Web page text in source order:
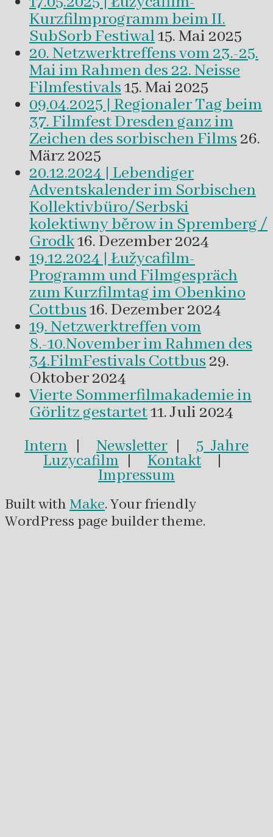
Kurzfilmprogramm beim II.
SubSorb Festiwal15. Mai 2025
20. Netzwerktreffens vom 23.-25.
Mai im Rahmen des 22. Neisse
Filmfestivals15. Mai 2025
09.04.2025 | Regionaler Tag beim
37. Filmfest Dresden ganz im
Zeichen des sorbischen Films26.
März 2025
20.12.2024 | Lebendiger
Adventskalender im Sorbischen
Kollektivbüro/Serbski
kolektiwny běrow in Spremberg /
Grodk16. Dezember 2024
19.12.2024 | Łužycafilm-
Programm und Filmgespräch
zum Kurzfilmtag im Obenkino
Cottbus16. Dezember 2024
19. Netzwerktreffen vom
8.-10.November im Rahmen des
34.FilmFestivals Cottbus29.
Oktober 2024
Vierte Sommerfilmakademie in
Görlitz gestartet11. Juli 2024
Intern | Newsletter | 5 Jahre
Luzycafilm | Kontakt|
Impressum
Built withMake. Your friendly
WordPress page builder theme.